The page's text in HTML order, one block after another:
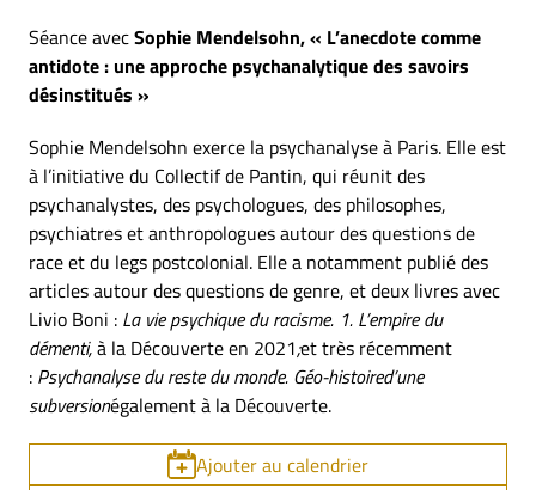
Séance avecSophie Mendelsohn, « L’anecdote comme
antidote : une approche psychanalytique des savoirs
désinstitués »
Sophie Mendelsohn exerce la psychanalyse à Paris. Elle est
à l’initiative du Collectif de Pantin, qui réunit des
psychanalystes, des psychologues, des philosophes,
psychiatres et anthropologues autour des questions de
race et du legs postcolonial. Elle a notamment publié des
articles autour des questions de genre, et deux livres avec
Livio Boni : La vie psychique du racisme. 1. L’empire du
démenti,à la Découverte en 2021;et très récemment
: Psychanalyse du reste du monde. Géo-histoired’une
subversionégalement à la Découverte.
Ajouter au calendrier